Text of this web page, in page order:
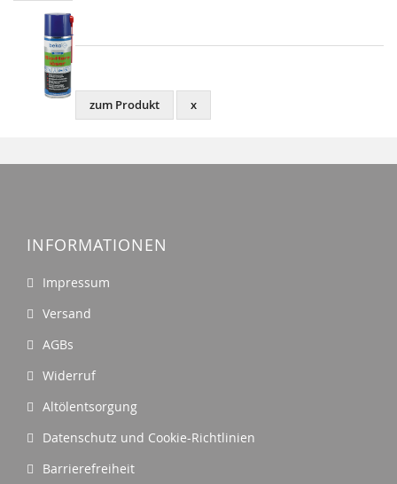
zum Produkt x
INFORMATIONEN
Impressum
Versand
AGBs
Widerruf
Altölentsorgung
Datenschutz und Cookie-Richtlinien
Barrierefreiheit